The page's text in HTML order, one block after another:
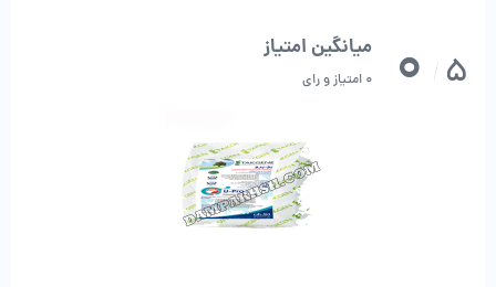
افزایش درصد چربی شیر
تحریک فعالیت آنزیمی و هضم الیاف در شکمبه
5
0 میانگین امتیاز
0 امتیاز و رای